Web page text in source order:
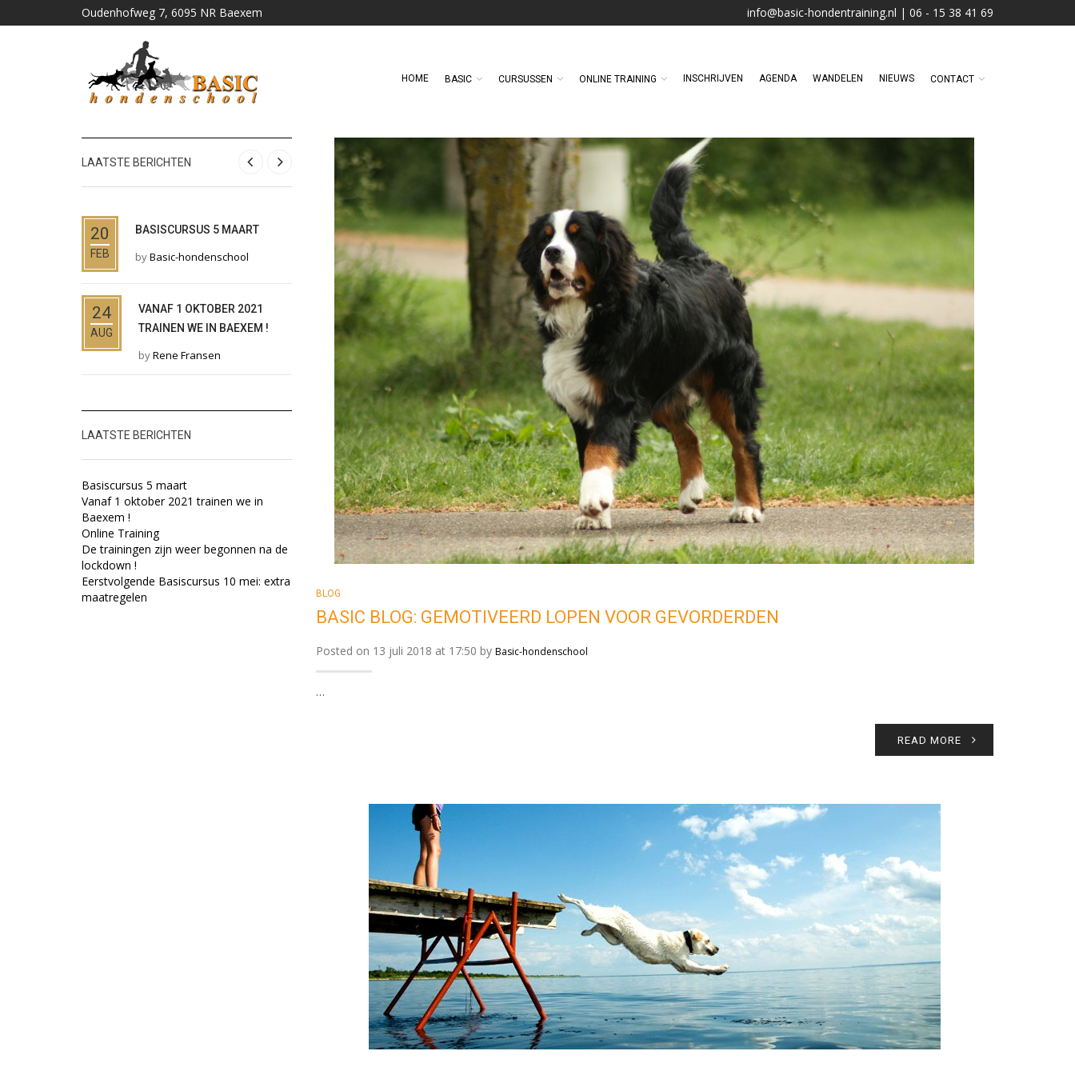
Oudenhofweg 7, 6095 NR Baexem info@basic-hondentraining.nl | 06 - 15 38 41 69
HOME BASIC CURSUSSEN ONLINE TRAINING INSCHRIJVEN AGENDA WANDELEN NIEUWS CONTACT
BLOG
BASIC BLOG: GEMOTIVEERD LOPEN VOOR GEVORDERDEN
Posted on 13 juli 2018 at 17:50 by Basic-hondenschool
…
READ MORE
LAATSTE BERICHTEN
20
FEB
BASISCURSUS 5 MAART
byBasic-hondenschool
24
AUG
VANAF 1 OKTOBER 2021
TRAINEN WE IN BAEXEM !
byRene Fransen
ONLINE TRAINING
byBasic-hondenschool
DE TRAININGEN ZIJN WEER
BEGONNEN NA DE
LOCKDOWN !
Rene Fransen
06
SEP
EERSTVOLGENDE
BASISCURSUS 10 MEI: EXTRA
MAATREGELEN
byBasic-hondenschool
LAATSTE BERICHTEN
Basiscursus 5 maart
Vanaf 1 oktober 2021 trainen we in
Baexem !
Online Training
De trainingen zijn weer begonnen na de
lockdown !
Eerstvolgende Basiscursus 10 mei: extra
maatregelen